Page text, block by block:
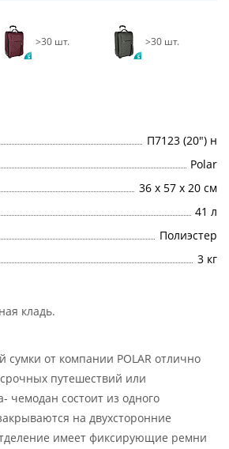
>30 шт. >30 шт.
П7123 (20") н
Polar
36 х 57 х 20 см
41 л
Полиэстер
3 кг
кладь.
сумки от компании POLAR отлично
путешествий или
чемодан состоит из одного
на двухсторонние
имеет фиксирующие ремни